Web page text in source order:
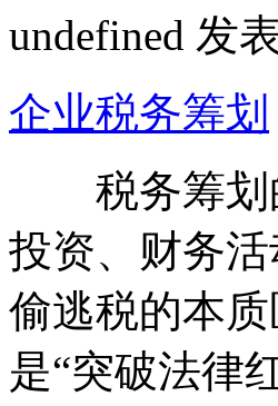
undefined 发
企业税务筹划
税务筹划
投资、财务
偷逃税的本
是“突破法律